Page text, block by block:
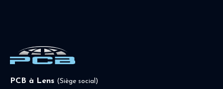
PCB à Lens (Siège social)